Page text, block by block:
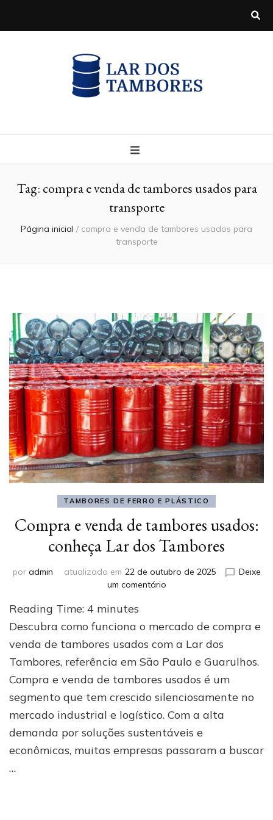
Tag: compra e venda de tambores usados para
transporte
Página inicial / compra e venda de tambores usados para
transporte
TAMBORES DE FERRO E PLÁSTICO
Compra e venda de tambores usados:
conheça Lar dos Tambores
por admin atualizado em 22 de outubro de 2025
Deixe
um comentárioem
venda
tambores
usados:
conheça
Lar
dos
Tambores
Reading Time: 4 minutes
Descubra como funciona o mercado de compra e
venda de tambores usados com a Lar dos
Tambores, referência em São Paulo e Guarulhos.
Compra e venda de tambores usados é um
segmento que tem crescido silenciosamente no
mercado industrial e logístico. Com a alta
demanda por soluções sustentáveis e
econômicas, muitas empresas passaram a buscar
…